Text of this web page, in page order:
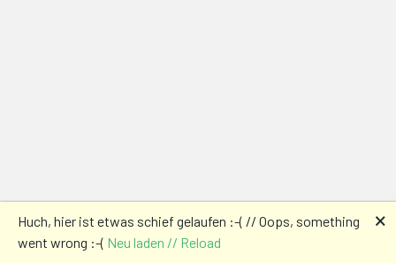
Huch, hier ist etwas schief gelaufen :-( // Oops, something
went wrong :-( Neu laden // Reload
🗙